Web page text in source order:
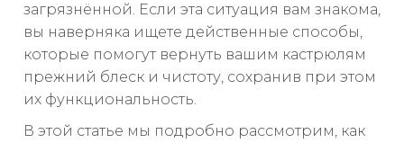
загрязнённой. Если эта ситуация вам знакома,
вы наверняка ищете действенные способы,
которые помогут вернуть вашим кастрюлям
прежний блеск и чистоту, сохранив при этом
их функциональность.
В этой статье мы подробно рассмотрим, как